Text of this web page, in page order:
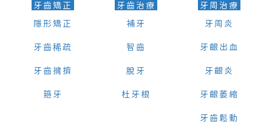
牙齒矯正
隱形矯正
牙齒稀疏
牙齒擁擠
箍牙
牙齒治療
補牙
智齒
脫牙
杜牙根
牙周治療
牙周炎
牙齦出血
牙齦炎
牙齦萎縮
牙齒鬆動